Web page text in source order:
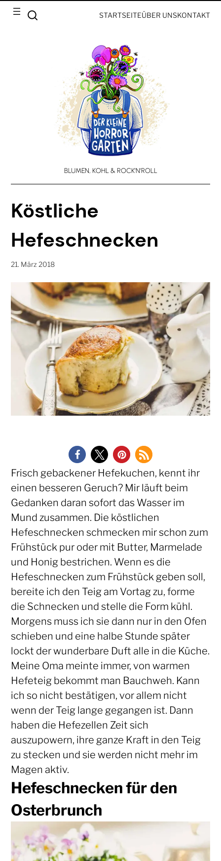
STARTSEITEÜBER UNSKONTAKT
BLUMEN, KOHL & ROCK’N’ROLL
Köstliche
Hefeschnecken
21. März 2018
Frisch gebackener Hefekuchen, kennt ihr
einen besseren Geruch? Mir läuft beim
Gedanken daran sofort das Wasser im
Mund zusammen. Die köstlichen
Hefeschnecken schmecken mir schon zum
Frühstück pur oder mit Butter, Marmelade
und Honig bestrichen. Wenn es die
Hefeschnecken zum Frühstück geben soll,
bereite ich den Teig am Vortag zu, forme
die Schnecken und stelle die Form kühl.
Morgens muss ich sie dann nur in den Ofen
schieben und eine halbe Stunde später
lockt der wunderbare Duft alle in die Küche.
Meine Oma meinte immer, von warmen
Hefeteig bekommt man Bauchweh. Kann
ich so nicht bestätigen, vor allem nicht
wenn der Teig lange gegangen ist. Dann
haben die Hefezellen Zeit sich
auszupowern, ihre ganze Kraft in den Teig
zu stecken und sie werden nicht mehr im
Magen aktiv.
Hefeschnecken für den
Osterbrunch